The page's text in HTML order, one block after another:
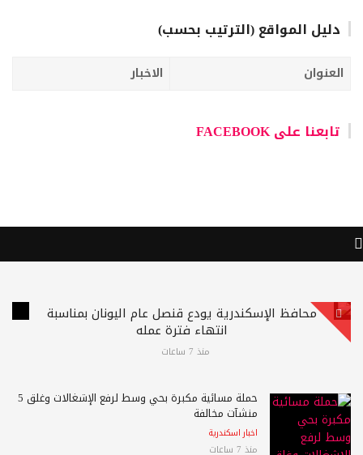
دليل المواقع (الترتيب بحسب)
العنوان الاخبار
تابعنا على FACEBOOK
محافظ الإسكندرية يودع قنصل عام اليونان بمناسبة
انتهاء فترة عمله
منذ 7 ساعات
حملة مسائية مكبرة بحي وسط لرفع الإشغالات وغلق 5
منشآت مخالفة
اخبار اسكندرية
منذ 7 ساعات